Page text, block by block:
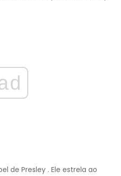
de Presley . Ele estrela ao